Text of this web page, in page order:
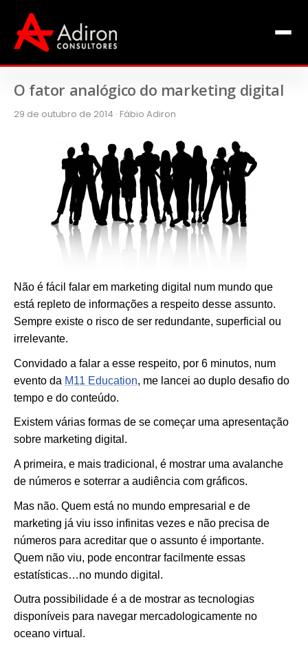
Equipe
Livros de Fábio Adiron
Blog
Contato
O fator analógico do marketing digital
29 de outubro de 2014 · Fábio Adiron
Não é fácil falar em marketing digital num mundo que
está repleto de informações a respeito desse assunto.
Sempre existe o risco de ser redundante, superficial ou
irrelevante.
Convidado a falar a esse respeito, por 6 minutos, num
evento da M11 Education, me lancei ao duplo desafio do
tempo e do conteúdo.
Existem várias formas de se começar uma apresentação
sobre marketing digital.
A primeira, e mais tradicional, é mostrar uma avalanche
de números e soterrar a audiência com gráficos.
Mas não. Quem está no mundo empresarial e de
marketing já viu isso infinitas vezes e não precisa de
números para acreditar que o assunto é importante.
Quem não viu, pode encontrar facilmente essas
estatísticas…no mundo digital.
Outra possibilidade é a de mostrar as tecnologias
disponíveis para navegar mercadologicamente no
oceano virtual.